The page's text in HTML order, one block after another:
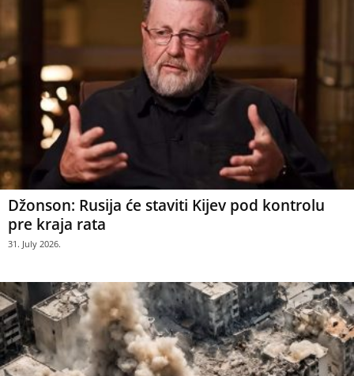
Džonson: Rusija će staviti Kijev pod kontrolu
pre kraja rata
31. July 2026.